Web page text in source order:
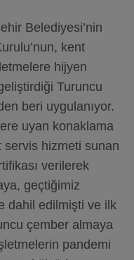
Belediyesi’nin
kent
hijyen
Turuncu
beri uygulanıyor.
uyan konaklama
hizmeti sunan
verilerek
geçtiğimiz
dahil edilmişti ve ilk
çember almaya
pandemi